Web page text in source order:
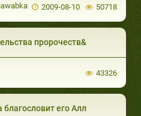
2009-08-10 50718
пророчеств&
43326
его Алл